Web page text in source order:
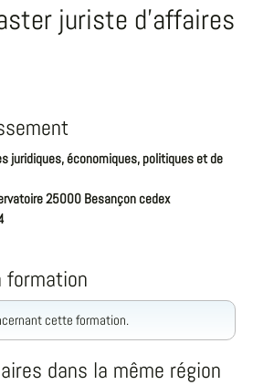
juriste d'affaires
juridiques, économiques, politiques et de
25000 Besançon cedex
formation
cette formation.
dans la même région